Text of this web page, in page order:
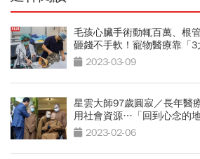
毛孩心臟手術動輒百萬、根
砸錢不手軟！寵物醫療靠「3
2023-03-09
星雲大師97歲圓寂／長年醫
用社會資源…「回到心念的地
2023-02-06